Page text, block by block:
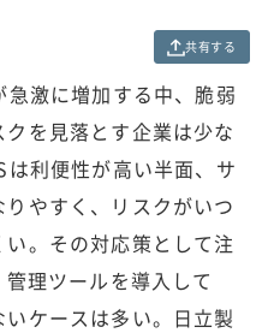
共有する
激に増加する中、脆弱
を見落とす企業は少な
利便性が高い半面、サ
やすく、リスクがいつ
。その対応策として注
理ツールを導入して
ケースは多い。日立製